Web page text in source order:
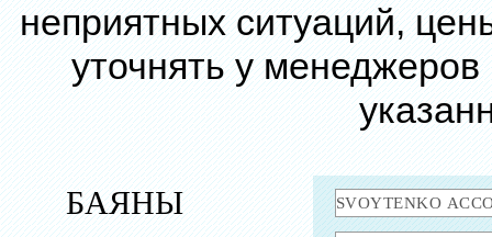
неприятных ситуаций,
уточнять у
БАЯНЫ